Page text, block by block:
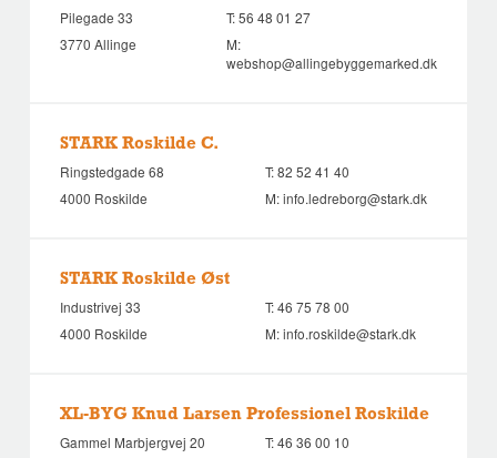
Pilegade 33
3770 Allinge
T:56 48 01 27
M:
webshop@allingebyggemarked.dk
STARK Roskilde C.
Ringstedgade 68
4000 Roskilde
T:82 52 41 40
M:info.ledreborg@stark.dk
STARK Roskilde Øst
Industrivej 33
4000 Roskilde
T:46 75 78 00
M:info.roskilde@stark.dk
XL-BYG Knud Larsen Professionel Roskilde
Gammel Marbjergvej 20
T:46 36 00 10